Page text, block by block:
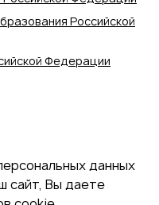
Российской
Федерации
данных
сайт, Вы даете